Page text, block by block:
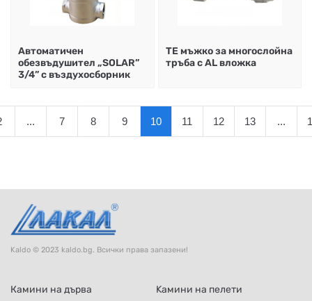
Автоматичен
обезвъдушител „SOLAR”
3/4” с въздухосборник
ТЕ мъжко за многослойна
тръба с АL вложка
... 7 8 9 10 11 12 13 ...
Kaldo © 2023 kaldo.bg. Всички права запазени!
Камини на дърва
Kамини на пелети